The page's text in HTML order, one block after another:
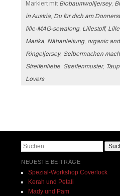
Markiert mit Biobaumwolljersey,
in Austria, Du für dich am
lille-MAG-sewalong, Lillestoff,
Marika, Nähanleitung, organic
Ringeljersey, Selbermachen
Streifenliebe, Streifenmuster,
Lovers
Suchen
NEUESTE BEITRÄGE
Spezial-Workshop Coverlock
Kerah und Petali
Mady und Pam